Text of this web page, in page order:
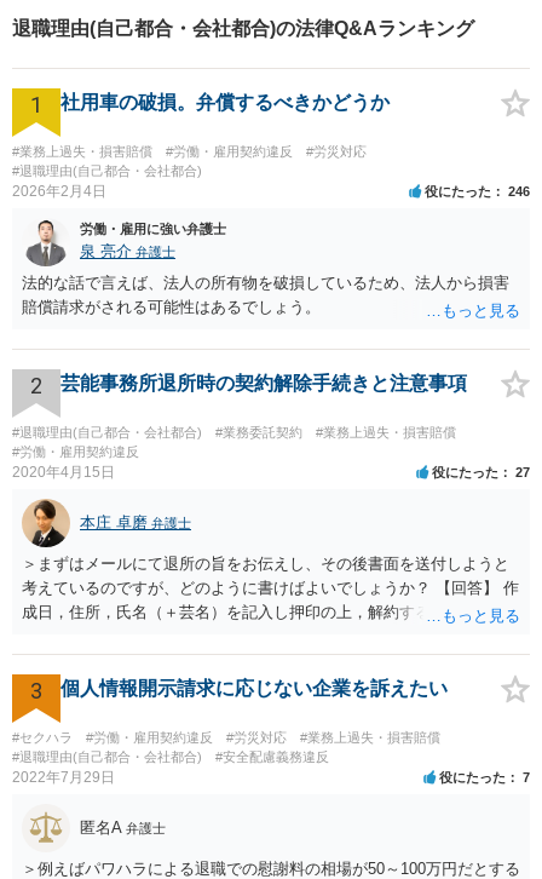
幅広い分野の法的トラブルへ
の対応が可能です。
退職理由(自己都合・会社都合)の法律Q&Aランキング
1 社用車の破損。弁償するべきかどうか
#業務上過失・損害賠償 #労働・雇用契約違反
#労災対応
#退職理由(自己都合・会社都合)
2026年2月4日 役にたった 246
労働・雇用に強い弁護士
泉 亮介 弁護士
法的な話で言えば、法人の所有物を破損しているため、法人から損害
賠償請求がされる可能性はあるでしょう。
2 芸能事務所退所時の契約解除手続きと注意事項
#退職理由(自己都合・会社都合) #業務委託契約
#業務上過失・損害賠償
#労働・雇用契約違反
2020年4月15日 役にたった 27
本庄 卓磨 弁護士
＞まずはメールにて退所の旨をお伝えし、その後書面を送付しようと
考えているのですが、どのように書けばよいでしょうか？ 【回答】 作
成日，住所，氏名（＋芸名）を記入し押印の上，解約する旨を伝える
ようなことはありますでしょうか？ 【回答】 特にないと思われます
が，仮に請求された場合はそれが「損害」に該当するのか検討するこ
とになります。 ＞また、事務所をやめる際、「退所後しばらく芸能活
動禁止」「活動するなら名前を変える」ことを事務所側から要求され
たという事例を聞いたことがあります。所属する際にいただいた契約
書にはそのようなことは書いていないのですが、仮にこれらを要求さ
がないのであれば，断ることができる可能性があります。 もし上記の
3 個人情報開示請求に応じない企業を訴えたい
#セクハラ #労働・雇用契約違反 #労災対応
#業務上過失・損害賠償
#退職理由(自己都合・会社都合)
#安全配慮義務違反
2022年7月29日 役にたった 7
匿名A 弁護士
＞例えばパワハラによる退職での慰謝料の相場が50～100万円だとする